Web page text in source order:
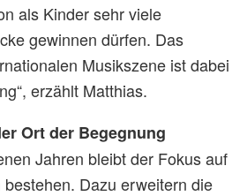
als Kinder sehr viele
gewinnen dürfen. Das
Musikszene ist dabei
erzählt Matthias.
Ort der Begegnung
Jahren bleibt der Fokus auf
Dazu erweitern die